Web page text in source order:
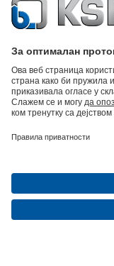
Dokumenti
Za seriju pumpi
dvostrukim